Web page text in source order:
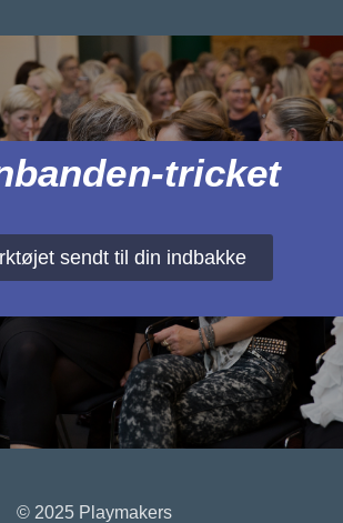
tricket
sendt til din indbakke
© 2025 Playmakers